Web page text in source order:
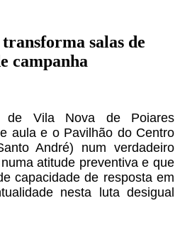
salas de
campanha
de Vila Nova de Poiares
aula e o Pavilhão do Centro
André) num verdadeiro
atitude preventiva e que
capacidade de resposta em
nesta luta desigual